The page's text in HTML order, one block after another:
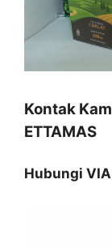
Kontak
ETTAMAS
Hubungi